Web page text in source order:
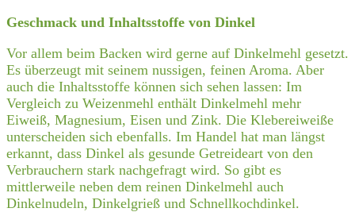
Geschmack und Inhaltsstoffe von Dinkel
Vor allem beim Backen wird gerne auf Dinkelmehl gesetzt.
Es überzeugt mit seinem nussigen, feinen Aroma. Aber
auch die Inhaltsstoffe können sich sehen lassen: Im
Vergleich zu Weizenmehl enthält Dinkelmehl mehr
Eiweiß, Magnesium, Eisen und Zink. Die Klebereiweiße
unterscheiden sich ebenfalls. Im Handel hat man längst
erkannt, dass Dinkel als gesunde Getreideart von den
Verbrauchern stark nachgefragt wird. So gibt es
mittlerweile neben dem reinen Dinkelmehl auch
Dinkelnudeln, Dinkelgrieß und Schnellkochdinkel.